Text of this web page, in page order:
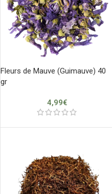
Fleurs de Mauve (Guimauve) 40
gr
4,99€